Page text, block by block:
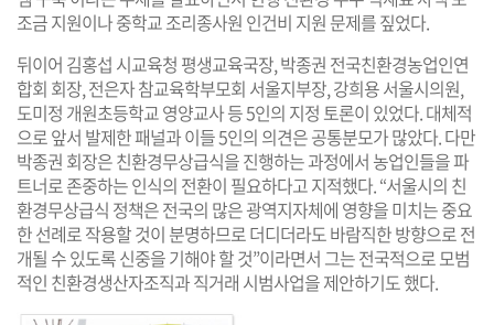
조금 지원이나 중학교 조리종사원 인건비 지원 문제를 짚었다.
뒤이어 김홍섭 시교육청 평생교육국장, 박종권 전국친환경농업인연
합회 회장, 전은자 참교육학부모회 서울지부장, 강희용 서울시의원,
도미정 개원초등학교 영양교사 등 5인의 지정 토론이 있었다. 대체적
으로 앞서 발제한 패널과 이들 5인의 의견은 공통분모가 많았다. 다만
박종권 회장은 친환경무상급식을 진행하는 과정에서 농업인들을 파
트너로 존중하는 인식의 전환이 필요하다고 지적했다. “서울시의 친
환경무상급식 정책은 전국의 많은 광역지자체에 영향을 미치는 중요
한 선례로 작용할 것이 분명하므로 더디더라도 바람직한 방향으로 전
개될 수 있도록 신중을 기해야 할 것”이라면서 그는 전국적으로 모범
적인 친환경생산자조직과 직거래 시범사업을 제안하기도 했다.